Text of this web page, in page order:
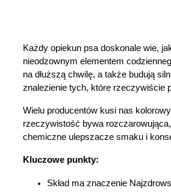
Każdy opiekun psa doskonale wie,
nieodzownym elementem
na dłuższą chwilę, a także budują
znalezienie tych, które rzeczywiście
Wielu producentów kusi nas
rzeczywistość bywa
chemiczne ulepszacze smaku i
Kluczowe punkty:
Skład ma znaczenie